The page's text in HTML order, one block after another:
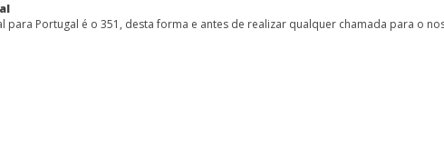
Portugal é o 351, desta forma e antes de realizar qualquer chamada para o